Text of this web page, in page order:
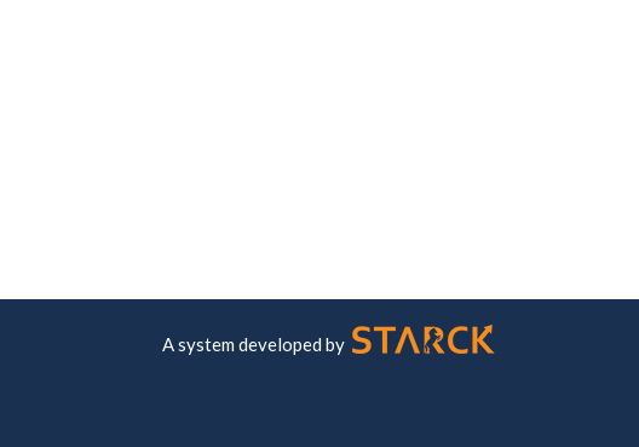
A system developed by